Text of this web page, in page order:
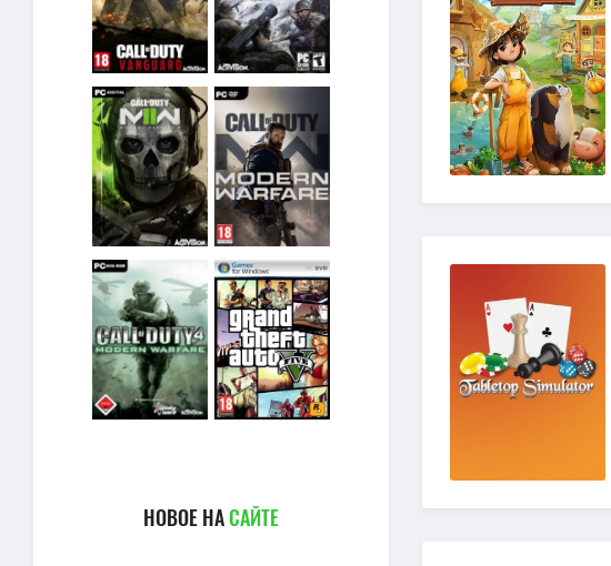
НОВОЕ НАСАЙТЕ